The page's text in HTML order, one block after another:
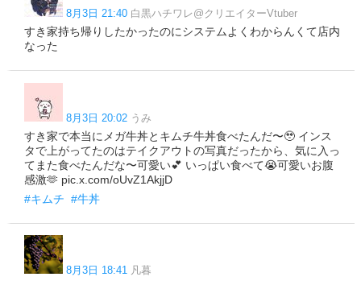
8月3日 21:40 白黒ハチワレ@クリエイターVtuber
すき家持ち帰りしたかったのにシステムよくわからんくて店内
なった
8月3日 20:02 うみ
すき家で本当にメガ牛丼とキムチ牛丼食べたんだ〜🥹 インス
タで上がってたのはテイクアウトの写真だったから、気に入っ
てまた食べたんだな〜可愛い💕 いっぱい食べて😭可愛いお腹
感激🫶 pic.x.com/oUvZ1AkjjD
#キムチ #牛丼
8月3日 18:41 凡暮